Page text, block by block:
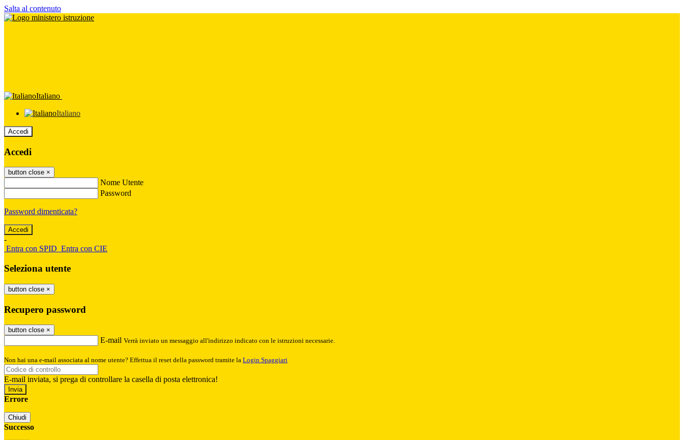
Salta al contenuto
Italiano
Italiano
Accedi
Accedi
button close ×
Nome Utente
Password
Password dimenticata?
-
Entra con SPID Entra con CIE
Seleziona utente
button close ×
Recupero password
button close ×
E-mail Verrà inviato un messaggio all'indirizzo indicato con le istruzioni necessarie.
Non hai una e-mail associata al nome utente? Effettua il reset della password tramite la Login Spaggiari
E-mail inviata, si prega di controllare la casella di posta elettronica!
Errore
Chiudi
Successo